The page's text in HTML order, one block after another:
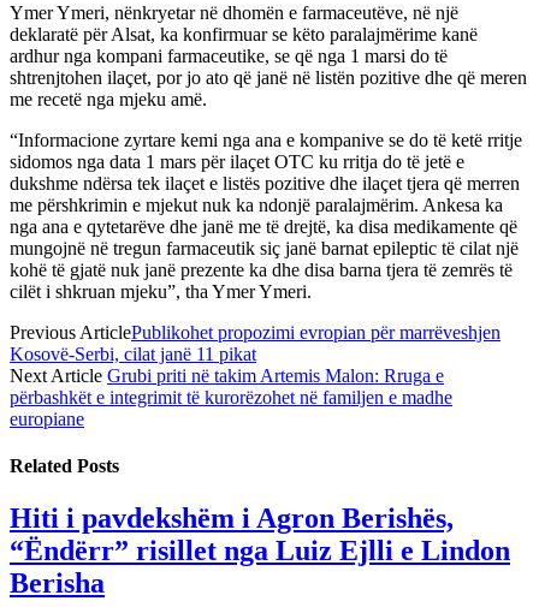
Ymer Ymeri, nënkryetar në dhomën e farmaceutëve, në një
deklaratë për Alsat, ka konfirmuar se këto paralajmërime kanë
ardhur nga kompani farmaceutike, se që nga 1 marsi do të
shtrenjtohen ilaçet, por jo ato që janë në listën pozitive dhe që meren
me recetë nga mjeku amë.
“Informacione zyrtare kemi nga ana e kompanive se do të ketë rritje
sidomos nga data 1 mars për ilaçet OTC ku rritja do të jetë e
dukshme ndërsa tek ilaçet e listës pozitive dhe ilaçet tjera që merren
me përshkrimin e mjekut nuk ka ndonjë paralajmërim. Ankesa ka
nga ana e qytetarëve dhe janë me të drejtë, ka disa medikamente që
mungojnë në tregun farmaceutik siç janë barnat epileptic të cilat një
kohë të gjatë nuk janë prezente ka dhe disa barna tjera të zemrës të
cilët i shkruan mjeku”, tha Ymer Ymeri.
Previous ArticlePublikohet propozimi evropian për marrëveshjen
Kosovë-Serbi, cilat janë 11 pikat
Next Article Grubi priti në takim Artemis Malon: Rruga e
përbashkët e integrimit të kurorëzohet në familjen e madhe
europiane
Related Posts
Hiti i pavdekshëm i Agron Berishës,
“Ëndërr” risillet nga Luiz Ejlli e Lindon
Berisha